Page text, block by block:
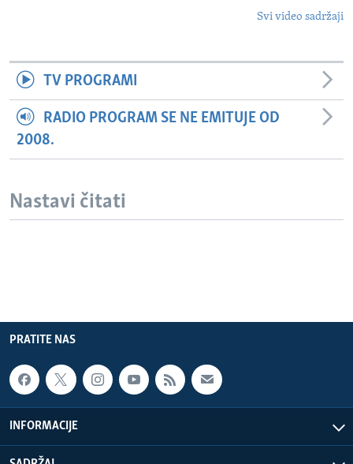
Svi video sadržaji
TV PROGRAMI
RADIO PROGRAM SE NE EMITUJE OD
2008.
Nastavi čitati
PRATITE NAS
INFORMACIJE